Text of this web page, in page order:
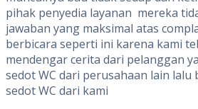
pihak penyedia layanan mereka
jawaban yang maksimal atas
berbicara seperti ini karena kami
mendengar cerita dari pelanggan
sedot WC dari perusahaan lain
sedot WC dari kami